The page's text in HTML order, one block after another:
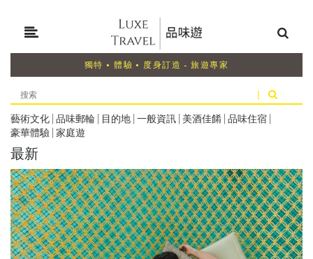
獨特 • 體驗 • 度身訂造 - 旅遊專家
|
藝術文化 | 品味郵輪 | 目的地 | 一般資訊 | 美酒佳餚 | 品味住宿 |
豪華體驗 | 家庭遊
最新